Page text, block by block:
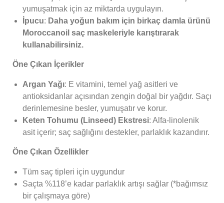
yumuşatmak için az miktarda uygulayın.
İpucu: Daha yoğun bakım için birkaç damla ürünü
Moroccanoil saç maskeleriyle karıştırarak
kullanabilirsiniz.
Öne Çıkan İçerikler
Argan Yağı: E vitamini, temel yağ asitleri ve
antioksidanlar açısından zengin doğal bir yağdır. Saçı
derinlemesine besler, yumuşatır ve korur.
Keten Tohumu (Linseed) Ekstresi: Alfa-linolenik
asit içerir; saç sağlığını destekler, parlaklık kazandırır.
Öne Çıkan Özellikler
Tüm saç tipleri için uygundur
Saçta %118’e kadar parlaklık artışı sağlar (*bağımsız
bir çalışmaya göre)